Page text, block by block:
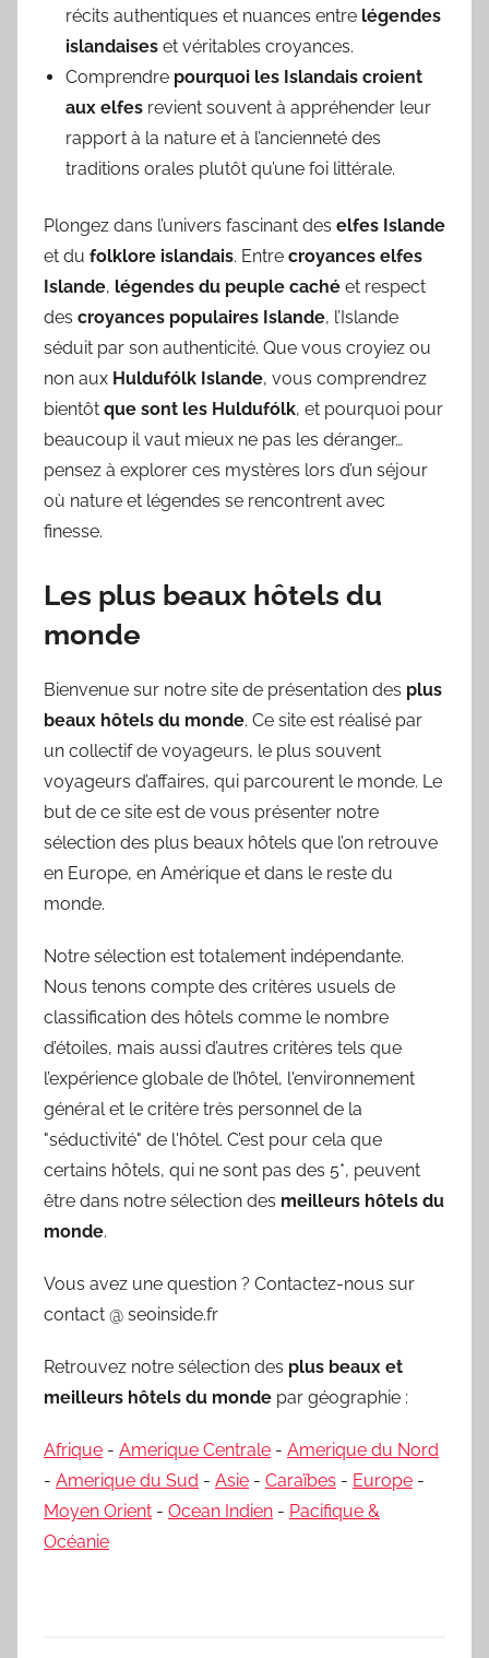
récits authentiques et nuances entre légendes
islandaises et véritables croyances.
Comprendre pourquoi les Islandais croient
aux elfes revient souvent à appréhender leur
rapport à la nature et à l’ancienneté des
traditions orales plutôt qu’une foi littérale.
Plongez dans l’univers fascinant des elfes Islande
et du folklore islandais. Entre croyances elfes
Islande, légendes du peuple caché et respect
des croyances populaires Islande, l’Islande
séduit par son authenticité. Que vous croyiez ou
non aux Huldufólk Islande, vous comprendrez
bientôt que sont les Huldufólk, et pourquoi pour
beaucoup il vaut mieux ne pas les déranger…
pensez à explorer ces mystères lors d’un séjour
où nature et légendes se rencontrent avec
finesse.
Les plus beaux hôtels du
monde
Bienvenue sur notre site de présentation des plus
beaux hôtels du monde. Ce site est réalisé par
un collectif de voyageurs, le plus souvent
voyageurs d’affaires, qui parcourent le monde. Le
but de ce site est de vous présenter notre
sélection des plus beaux hôtels que l’on retrouve
en Europe, en Amérique et dans le reste du
monde.
Notre sélection est totalement indépendante.
Nous tenons compte des critères usuels de
classification des hôtels comme le nombre
d’étoiles, mais aussi d’autres critères tels que
l’expérience globale de l’hôtel, l'environnement
général et le critère très personnel de la
"séductivité" de l'hôtel. C’est pour cela que
certains hôtels, qui ne sont pas des 5*, peuvent
être dans notre sélection des meilleurs hôtels du
monde.
Vous avez une question ? Contactez-nous sur
contact @ seoinside.fr
Retrouvez notre sélection des plus beaux et
meilleurs hôtels du monde par géographie :
Afrique - Amerique Centrale - Amerique du Nord
- Amerique du Sud - Asie - Caraïbes - Europe -
Moyen Orient - Ocean Indien - Pacifique &
Océanie